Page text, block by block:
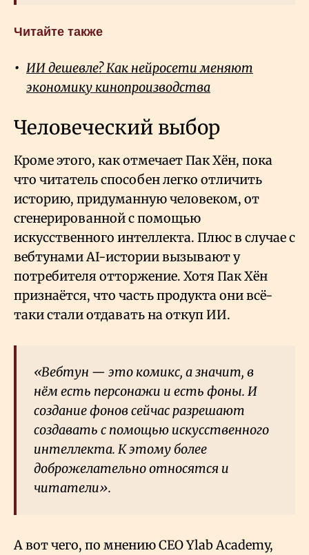
Читайте также
ИИ дешевле? Как нейросети меняют
экономику кинопроизводства
Человеческий выбор
Кроме этого, как отмечает Пак Хён, пока
что читатель способен легко отличить
историю, придуманную человеком, от
сгенерированной с помощью
искусственного интеллекта. Плюс в случае с
вебтунами AI-истории вызывают у
потребителя отторжение. Хотя Пак Хён
признаётся, что часть продукта они всё-
таки стали отдавать на откуп ИИ.
«Вебтун — это комикс, а значит, в
нём есть персонажи и есть фоны. И
создание фонов сейчас разрешают
создавать с помощью искусственного
интеллекта. К этому более
доброжелательно относятся и
читатели».
А вот чего, по мнению CEO Ylab Academy,